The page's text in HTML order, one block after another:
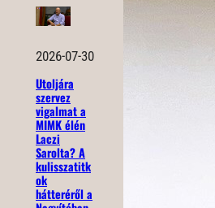
2026-07-30
Utoljára
szervez
vigalmat a
MIMK élén
Laczi
Sarolta? A
kulisszatitk
ok
hátteréről a